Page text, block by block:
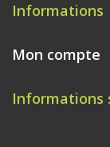
Informations
Mon compte
Informations